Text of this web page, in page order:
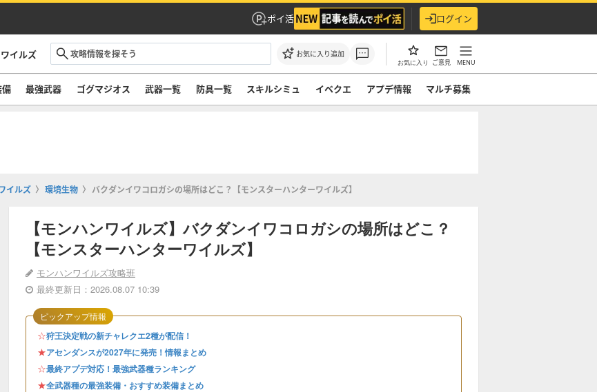
ポイ活 ログイン
イルズ お気に入り追加
お気に入り ご意見 MENU
最強武器 ゴグマジオス 武器一覧 防具一覧 スキルシミュ イベクエ アプデ情報 マルチ募集
イルズ 環境生物 バクダンイワコロガシの場所はどこ？【モンスターハンターワイルズ】
【モンハンワイルズ】バクダンイワコロガシの場所はどこ？
【モンスターハンターワイルズ】
モンハンワイルズ攻略班
最終更新日：2026.08.07 10:39
☆狩王決定戦の新チャレクエ2種が配信！
★アセンダンスが2027年に発売！情報まとめ
☆最終アプデ対応！最強武器種ランキング
★全武器種の最強装備・おすすめ装備まとめ
ピックアップ情報